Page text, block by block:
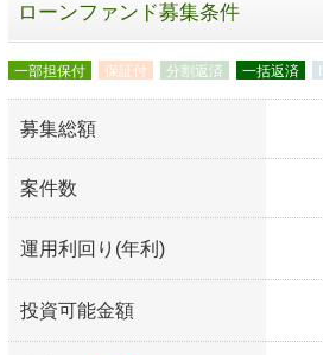
ローンファンド募集条件
一部担保付 保証付 分割返済 一括返済
募集総額
案件数
運用利回り(年利)
投資可能金額